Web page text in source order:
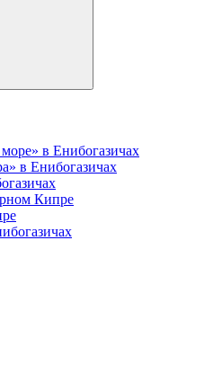
в Енибогазичах
в Енибогазичах
Кипре